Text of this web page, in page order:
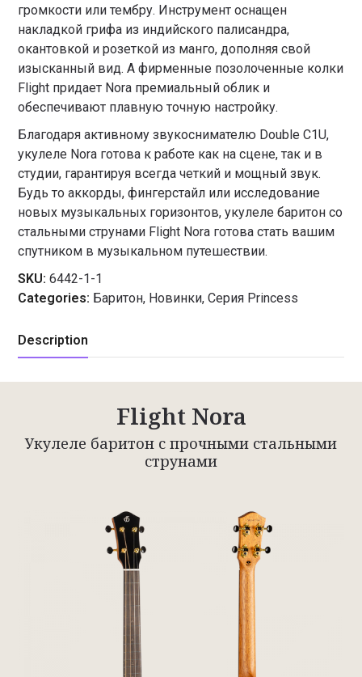
громкости или тембру. Инструмент оснащен
накладкой грифа из индийского палисандра,
окантовкой и розеткой из манго, дополняя свой
изысканный вид. А фирменные позолоченные колки
Flight придает Nora премиальный облик и
обеспечивают плавную точную настройку.
Благодаря активному звукоснимателю Double C1U,
укулеле Nora готова к работе как на сцене, так и в
студии, гарантируя всегда четкий и мощный звук.
Будь то аккорды, фингерстайл или исследование
новых музыкальных горизонтов, укулеле баритон со
стальными струнами Flight Nora готова стать вашим
спутником в музыкальном путешествии.
SKU: 6442-1-1
Categories: Баритон, Новинки,Серия Princess
Description
Flight Nora
Укулеле баритон с прочными стальными
струнами